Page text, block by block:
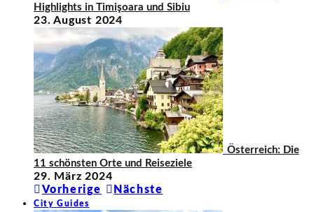
Highlights in Timişoara und Sibiu
23. August 2024
Österreich: Die
11 schönsten Orte und Reiseziele
29. März 2024
Vorherige
Nächste
City Guides